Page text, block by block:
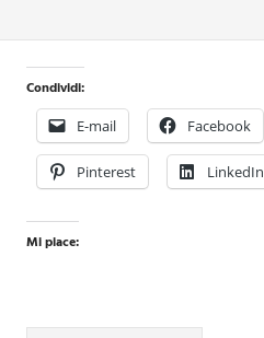
e
nuova
confezione
migliorata
Condividi:
E-mail Facebook
Pinterest LinkedIn
Mi piace: